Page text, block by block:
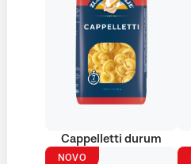
Cappelletti durum
NOVO